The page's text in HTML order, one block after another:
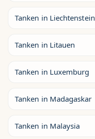
Tanken in Liechtenstein
Tanken in Litauen
Tanken in Luxemburg
Tanken in Madagaskar
Tanken in Malaysia